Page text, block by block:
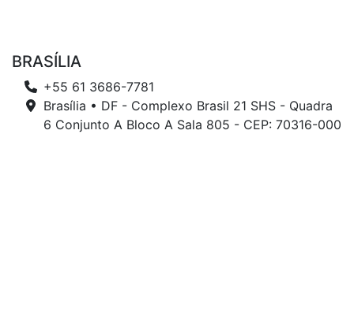
BRASÍLIA
+55 61 3686-7781
Brasília • DF - Complexo Brasil 21 SHS - Quadra
6 Conjunto A Bloco A Sala 805 - CEP: 70316-000